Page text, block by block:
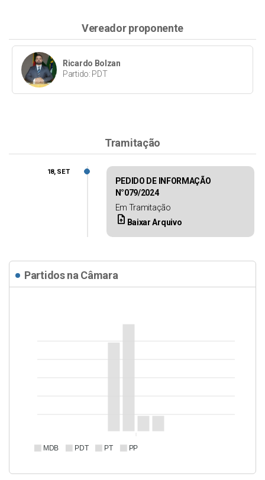
Vereador proponente
Ricardo Bolzan
Partido: PDT
Tramitação
PEDIDO DE INFORMAÇÃO
N°079/2024
Em Tramitação
upload_file Baixar Arquivo
18, SET
Partidos na Câmara
MDB PDT PT PP